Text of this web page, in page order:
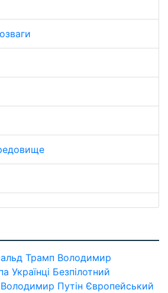
Трамп Володимир
Українці Безпілотний
Володимир Путін Європейський